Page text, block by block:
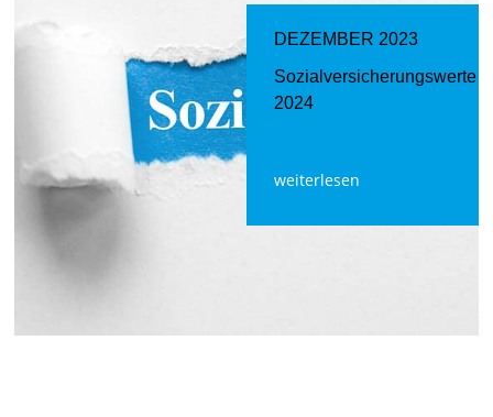
DEZEMBER 2023
Sozialversicherungswerte
2024
weiterlesen